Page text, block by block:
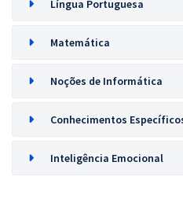
Língua Portuguesa
Matemática
Noções de Informática
Conhecimentos
Inteligência Emocional